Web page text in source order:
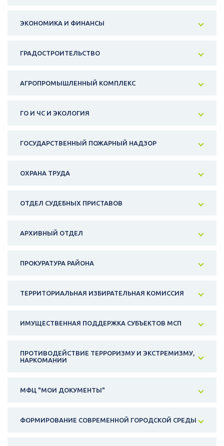
ЭКОНОМИКА И ФИНАНСЫ
ГРАДОСТРОИТЕЛЬСТВО
АГРОПРОМЫШЛЕННЫЙ КОМПЛЕКС
ГО И ЧС И ЭКОЛОГИЯ
ГОСУДАРСТВЕННЫЙ ПОЖАРНЫЙ НАДЗОР
ОХРАНА ТРУДА
ОТДЕЛ СУДЕБНЫХ ПРИСТАВОВ
АРХИВНЫЙ ОТДЕЛ
ПРОКУРАТУРА РАЙОНА
ТЕРРИТОРИАЛЬНАЯ ИЗБИРАТЕЛЬНАЯ КОМИССИЯ
ИМУЩЕСТВЕННАЯ ПОДДЕРЖКА СУБЪЕКТОВ МСП
ПРОТИВОДЕЙСТВИЕ ТЕРРОРИЗМУ И ЭКСТРЕМИЗМУ,
НАРКОМАНИИ
МФЦ "МОИ ДОКУМЕНТЫ"
ФОРМИРОВАНИЕ СОВРЕМЕННОЙ ГОРОДСКОЙ СРЕДЫ